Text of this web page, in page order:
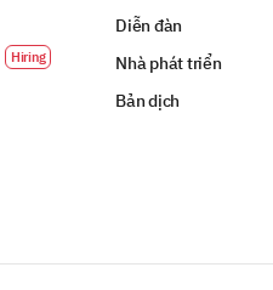
Any other
Diễn đàn
Nhà phát triển
Bản dịch